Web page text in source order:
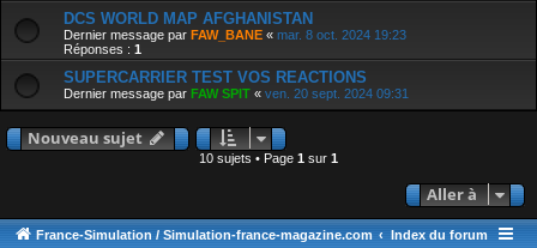
DCS WORLD MAP AFGHANISTAN
Dernier message par FAW_BANE « mar. 8 oct. 2024 19:23
Réponses : 1
SUPERCARRIER TEST VOS REACTIONS
Dernier message par FAW SPIT « ven. 20 sept. 2024 09:31
Nouveau sujet
10 sujets • Page 1 sur 1
Aller à
France-Simulation / Simulation-france-magazine.com Index du forum